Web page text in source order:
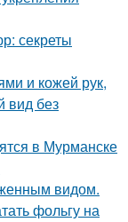
секреты
и кожей рук,
вид без
в Мурманске
видом.
фольгу на